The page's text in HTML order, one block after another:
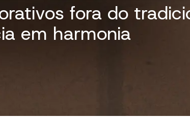
fora do
em harmonia